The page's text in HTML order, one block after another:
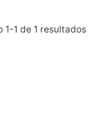
1-1 de 1 resultados